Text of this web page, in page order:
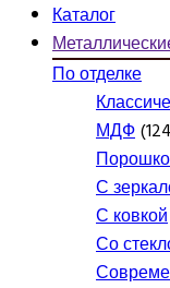
Каталог
По отделке
МДФ
С
С ковкой
Со